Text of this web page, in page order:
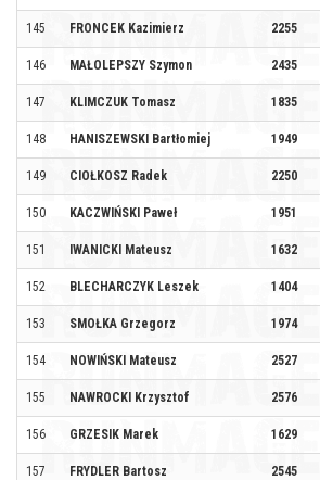
145 FRONCEK Kazimierz 2255
146 MAŁOLEPSZY Szymon 2435
147 KLIMCZUK Tomasz 1835
148 HANISZEWSKI Bartłomiej 1949
149 CIOŁKOSZ Radek 2250
150 KACZWIŃSKI Paweł 1951
151 IWANICKI Mateusz 1632
152 BLECHARCZYK Leszek 1404
153 SMOŁKA Grzegorz 1974
154 NOWIŃSKI Mateusz 2527
155 NAWROCKI Krzysztof 2576
156 GRZESIK Marek 1629
157 FRYDLER Bartosz 2545